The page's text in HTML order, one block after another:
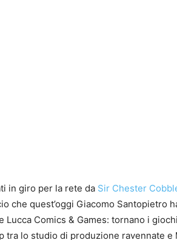
in giro per la rete da Sir Chester
che quest’oggi Giacomo Santopietro
Comics & Games: tornano i
tra lo studio di produzione ravennate e